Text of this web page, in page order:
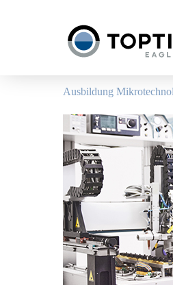
Ausbildung